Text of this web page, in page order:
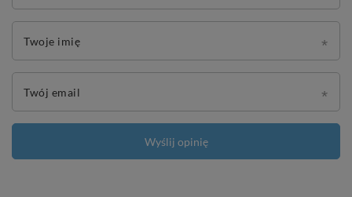
Twoje imię
Twój email
Wyślij opinię